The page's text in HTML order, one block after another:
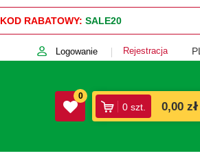
KOD RABATOWY: SALE20
Logowanie Rejestracja
0
0 szt. 0,00 zł